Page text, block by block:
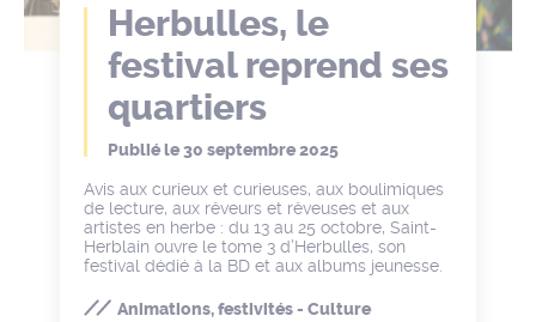
Herbulles, le
festival reprend ses
quartiers
Publié le30 septembre 2025
Avis aux curieux et curieuses, aux boulimiques
de lecture, aux rêveurs et rêveuses et aux
artistes en herbe : du 13 au 25 octobre, Saint-
Herblain ouvre le tome 3 d’Herbulles, son
festival dédié à la BD et aux albums jeunesse.
Animations, festivités - Culture